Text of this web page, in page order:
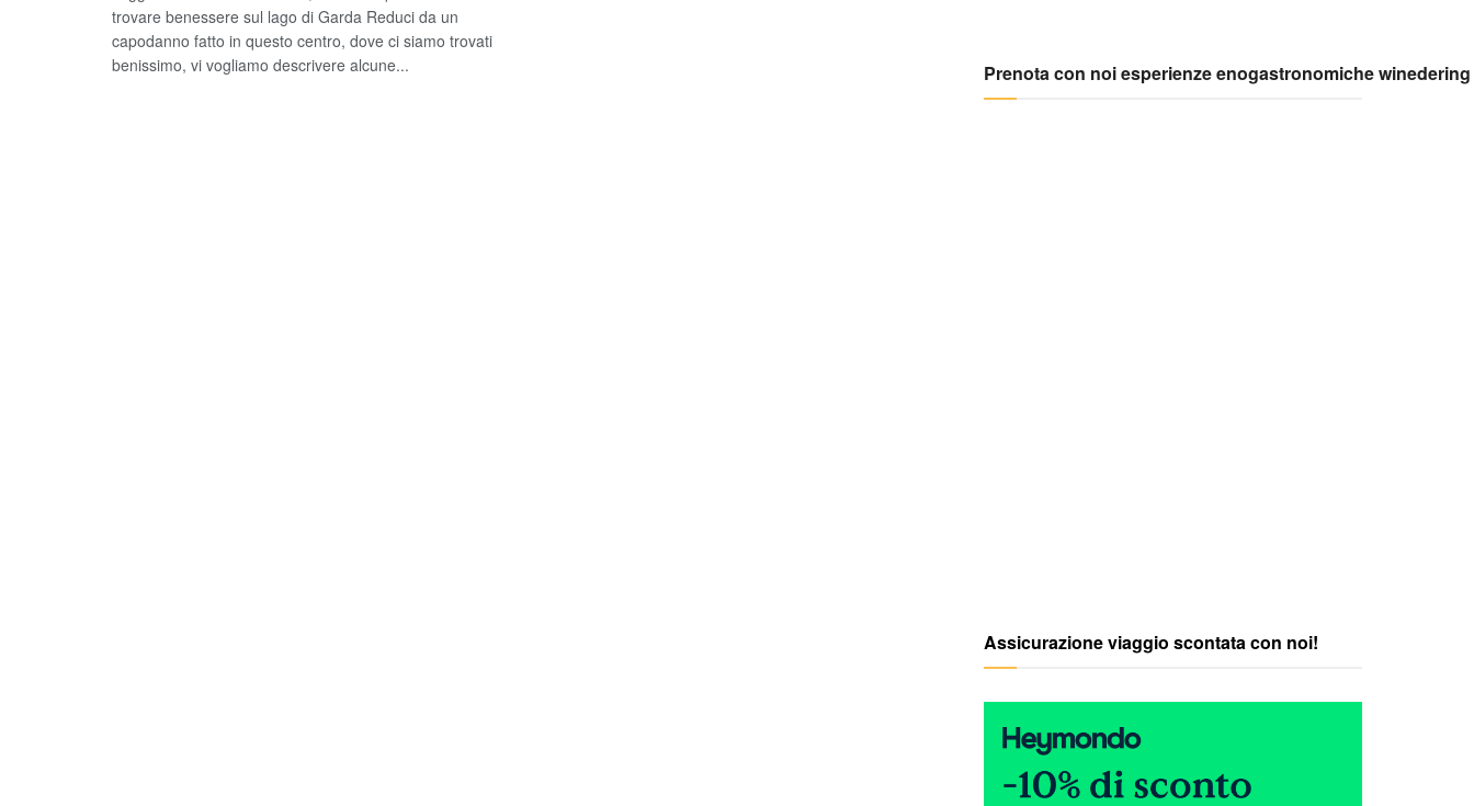
trovare benessere sul lago di Garda Reduci da un
capodanno fatto in questo centro, dove ci siamo trovati
benissimo, vi vogliamo descrivere alcune...
Prenota con noi esperienze enogastronomiche winedering
Assicurazione viaggio scontata con noi!